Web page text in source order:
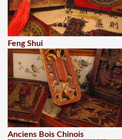
Feng Shui
Anciens Bois Chinois